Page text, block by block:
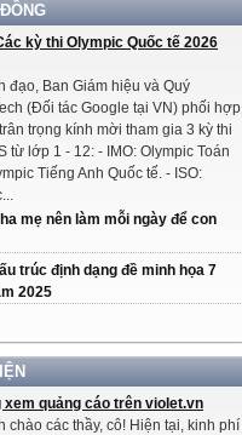
kỳ thi Olympic Quốc tế 2026
đạo, Ban Giám hiệu và Quý
(Đối tác Google tại VN) phối hợp
trọng kính mời tham gia 3 kỳ thi
từ lớp 1 - 12: - IMO: Olympic Toán
Tiếng Anh Quốc tế. - ISO:
mẹ nên làm mỗi ngày để con
trúc định dạng đề minh họa 7
2025
quảng cáo trên violet.vn
chào các thầy, cô! Hiện tại, kinh phí